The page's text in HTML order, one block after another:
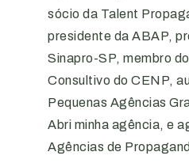
sócio da Talent
presidente da ABAP,
Sinapro-SP, membro
Consultivo do CENP,
Pequenas Agências
Abri minha agência, e
Agências de